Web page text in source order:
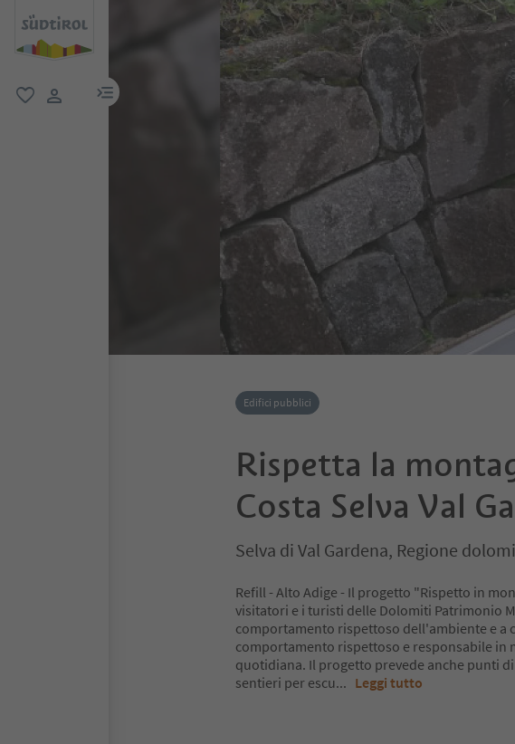
menu link
Edifici pubblici
Rispetta la
Costa Selva Val
Selva di Val Gardena, Regione
Refill - Alto Adige - Il progetto "Rispetto in
visitatori e i turisti delle Dolomiti Patrimonio
comportamento rispettoso dell'ambiente e a
comportamento rispettoso e responsabile in
quotidiana. Il progetto prevede anche punti
sentieri per escu... Leggi tutto